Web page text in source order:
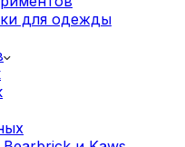
для одежды